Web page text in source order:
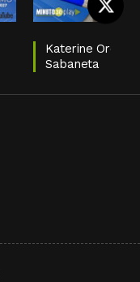
Katerine
Sabaneta